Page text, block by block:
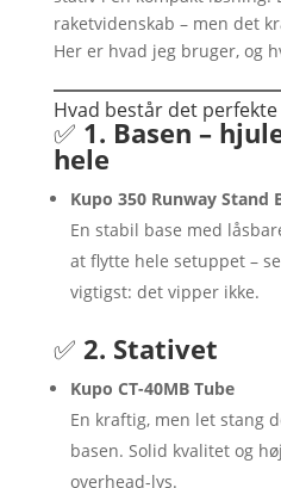
raketvidenskab – men det
Her er hvad jeg bruger, og
Hvad består det
✅ 1. Basen –
hele
Kupo 350 Runway Stand
En stabil base med
at flytte hele setuppet –
vigtigst: det vipper ikke.
✅ 2. Stativet
Kupo CT-40MB Tube
En kraftig, men let stang
basen. Solid kvalitet og
overhead-lys.